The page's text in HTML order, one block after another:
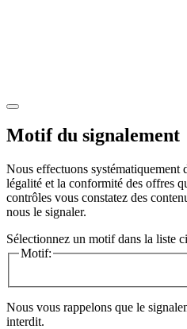
Motif du signalement
Nous effectuons systématiquement
légalité et la conformité des offres
contrôles vous constatez des
nous le signaler.
Sélectionnez un motif dans la liste
Motif:
Nous vous rappelons que le
interdit.